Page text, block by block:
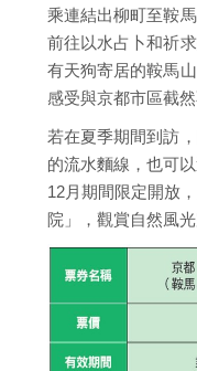
乘連結出柳町至鞍
前往以水占卜和祈
有天狗寄居的鞍馬
感受與京都市區截
若在夏季期間到訪
的流水麵線，也可
12月期間限定開放
院」，觀賞自然風